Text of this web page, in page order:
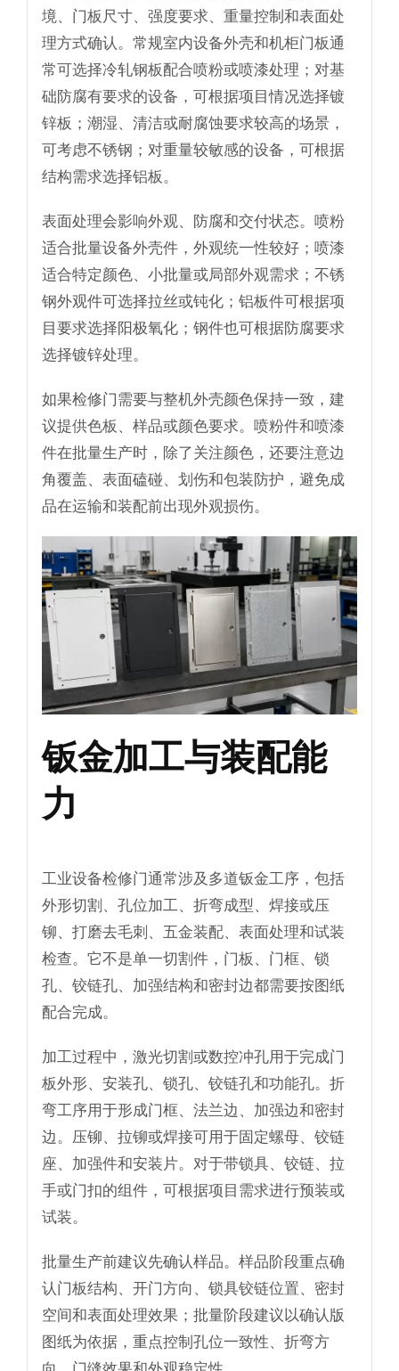
境、门板尺寸、强度要求、重量控制和表面处
理方式确认。常规室内设备外壳和机柜门板通
常可选择冷轧钢板配合喷粉或喷漆处理；对基
础防腐有要求的设备，可根据项目情况选择镀
锌板；潮湿、清洁或耐腐蚀要求较高的场景，
可考虑不锈钢；对重量较敏感的设备，可根据
结构需求选择铝板。
表面处理会影响外观、防腐和交付状态。喷粉
适合批量设备外壳件，外观统一性较好；喷漆
适合特定颜色、小批量或局部外观需求；不锈
钢外观件可选择拉丝或钝化；铝板件可根据项
目要求选择阳极氧化；钢件也可根据防腐要求
选择镀锌处理。
如果检修门需要与整机外壳颜色保持一致，建
议提供色板、样品或颜色要求。喷粉件和喷漆
件在批量生产时，除了关注颜色，还要注意边
角覆盖、表面磕碰、划伤和包装防护，避免成
品在运输和装配前出现外观损伤。
钣金加工与装配能
力
工业设备检修门通常涉及多道钣金工序，包括
外形切割、孔位加工、折弯成型、焊接或压
铆、打磨去毛刺、五金装配、表面处理和试装
检查。它不是单一切割件，门板、门框、锁
孔、铰链孔、加强结构和密封边都需要按图纸
配合完成。
加工过程中，激光切割或数控冲孔用于完成门
板外形、安装孔、锁孔、铰链孔和功能孔。折
弯工序用于形成门框、法兰边、加强边和密封
边。压铆、拉铆或焊接可用于固定螺母、铰链
座、加强件和安装片。对于带锁具、铰链、拉
手或门扣的组件，可根据项目需求进行预装或
试装。
批量生产前建议先确认样品。样品阶段重点确
认门板结构、开门方向、锁具铰链位置、密封
空间和表面处理效果；批量阶段建议以确认版
图纸为依据，重点控制孔位一致性、折弯方